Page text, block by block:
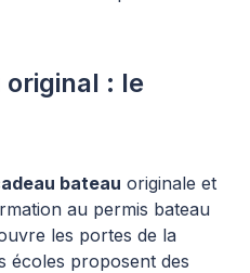
: le
bateau originale et
au permis bateau
les portes de la
écoles proposent des